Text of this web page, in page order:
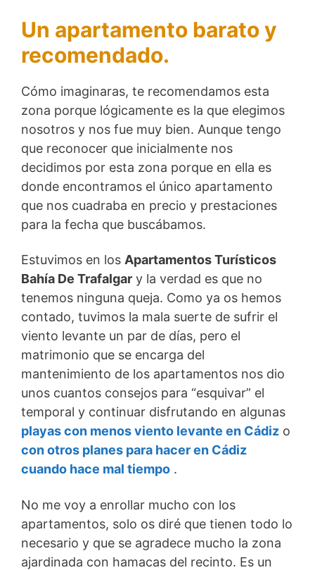
Un apartamento barato y
recomendado.
Cómo imaginaras, te recomendamos esta
zona porque lógicamente es la que elegimos
nosotros y nos fue muy bien. Aunque tengo
que reconocer que inicialmente nos
decidimos por esta zona porque en ella es
donde encontramos el único apartamento
que nos cuadraba en precio y prestaciones
para la fecha que buscábamos.
Estuvimos en los Apartamentos Turísticos
Bahía De Trafalgar y la verdad es que no
tenemos ninguna queja. Como ya os hemos
contado, tuvimos la mala suerte de sufrir el
viento levante un par de días, pero el
matrimonio que se encarga del
mantenimiento de los apartamentos nos dio
unos cuantos consejos para “esquivar” el
temporal y continuar disfrutando en algunas
playas con menos viento levante en Cádiz o
con otros planes para hacer en Cádiz
cuando hace mal tiempo .
No me voy a enrollar mucho con los
apartamentos, solo os diré que tienen todo lo
necesario y que se agradece mucho la zona
ajardinada con hamacas del recinto. Es un